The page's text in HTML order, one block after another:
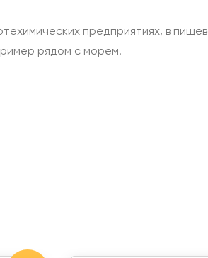
предприятиях, в
рядом с морем.